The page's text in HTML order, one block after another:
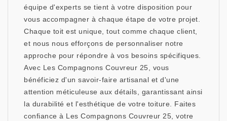
équipe d'experts se tient à votre disposition pour
vous accompagner à chaque étape de votre projet.
Chaque toit est unique, tout comme chaque client,
et nous nous efforçons de personnaliser notre
approche pour répondre à vos besoins spécifiques.
Avec Les Compagnons Couvreur 25, vous
bénéficiez d'un savoir-faire artisanal et d'une
attention méticuleuse aux détails, garantissant ainsi
la durabilité et l'esthétique de votre toiture. Faites
confiance à Les Compagnons Couvreur 25, votre